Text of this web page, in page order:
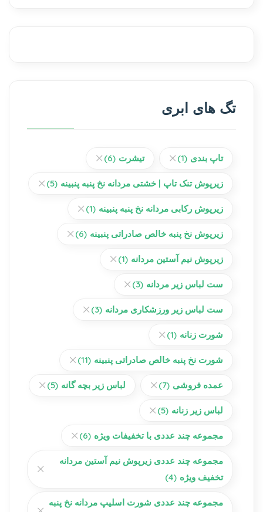
تگ های ابری
تاپ بندی (1) تیشرت (6)
زیرپوش تنک تاپ | خشتی مردانه نخ پنبه پنبینه (5)
زیرپوش رکابی مردانه نخ پنبه پنبینه (1)
زیرپوش نخ پنبه خالص صادراتی پنبینه (6)
زیرپوش نیم آستین مردانه (1)
ست لباس زیر مردانه (3)
ست لباس زیر ورزشکاری مردانه (3)
شورت زنانه (1)
شورت نخ پنبه خالص صادراتی پنبینه (11)
عمده فروشی (7) لباس زیر بچه گانه (5)
لباس زیر زنانه (5)
مجموعه چند عددی با تخفیفات ویژه (6)
مجموعه چند عددی زیرپوش نیم آستین مردانه
تخفیف ویژه (4)
مجموعه چند عددی شورت اسلیپ مردانه نخ پنبه